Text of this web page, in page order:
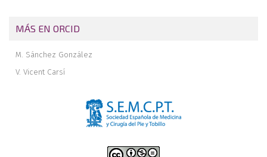
MÁS EN ORCID
M. Sánchez González
V. Vicent Carsí